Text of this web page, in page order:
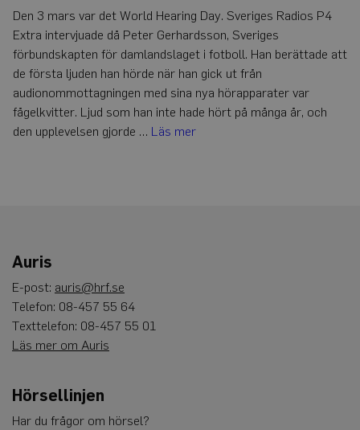
Den 3 mars var det World Hearing Day. Sveriges Radios P4
Extra intervjuade då Peter Gerhardsson, Sveriges
förbundskapten för damlandslaget i fotboll. Han berättade att
de första ljuden han hörde när han gick ut från
audionommottagningen med sina nya hörapparater var
fågelkvitter. Ljud som han inte hade hört på många år, och
den upplevelsen gjorde … Läs mer
Auris
E-post: auris@hrf.se
Telefon: 08-457 55 64
Texttelefon: 08-457 55 01
Läs mer om Auris
Hörsellinjen
Har du frågor om hörsel?